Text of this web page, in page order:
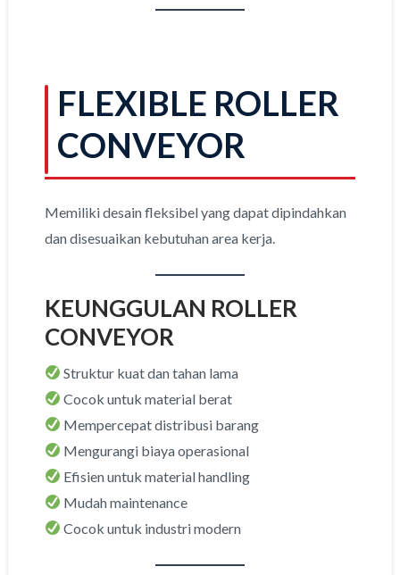
FLEXIBLE ROLLER
CONVEYOR
Memiliki desain fleksibel yang dapat dipindahkan
dan disesuaikan kebutuhan area kerja.
KEUNGGULAN ROLLER
CONVEYOR
Struktur kuat dan tahan lama
Cocok untuk material berat
Mempercepat distribusi barang
Mengurangi biaya operasional
Efisien untuk material handling
Mudah maintenance
Cocok untuk industri modern